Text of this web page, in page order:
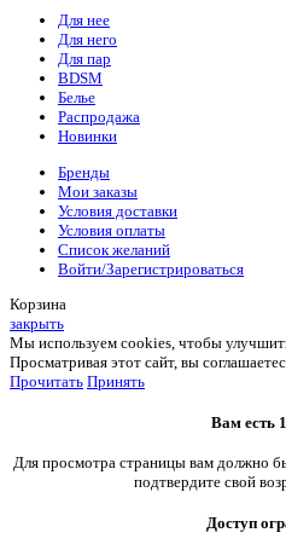
Для нее
Для него
Для пар
BDSM
Белье
Распродажа
Новинки
Бренды
Мои заказы
Условия доставки
Условия оплаты
Список желаний
Войти/Зарегистрироваться
Корзина
закрыть
Мы используем cookies, чтобы
Просматривая этот сайт, вы
Прочитать Принять
Вам есть
Для просмотра страницы вам должно
подтвердите свой
Доступ